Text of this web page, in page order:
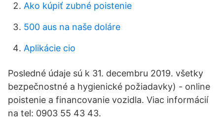
Ako kúpiť zubné poistenie
500 aus na naše doláre
Aplikácie cio
Posledné údaje sú k 31. decembru 2019. všetky
bezpečnostné a hygienické požiadavky) - online
poistenie a financovanie vozidla. Viac informácií
na tel: 0903 55 43 43.